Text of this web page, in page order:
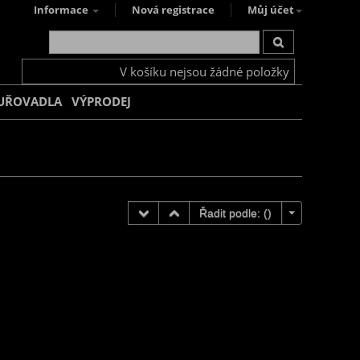
Informace Nová registrace Můj účet
V košíku nejsou žádné položky
VÝPRODEJ
Řadit podle: ()